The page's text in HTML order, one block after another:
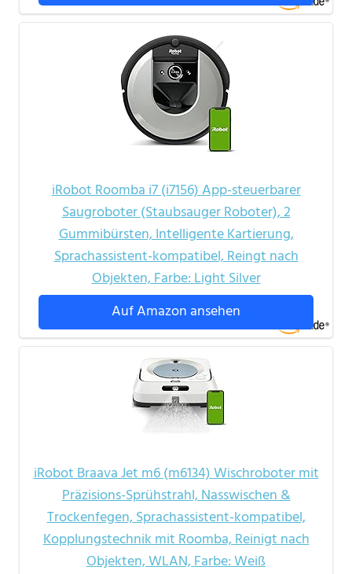
iRobot Roomba i7 (i7156) App-steuerbarer
Saugroboter (Staubsauger Roboter), 2
Gummibürsten, Intelligente Kartierung,
Sprachassistent-kompatibel, Reingt nach
Objekten, Farbe: Light Silver
Auf Amazon ansehen
iRobot Braava Jet m6 (m6134) Wischroboter mit
Präzisions-Sprühstrahl, Nasswischen &
Trockenfegen, Sprachassistent-kompatibel,
Kopplungstechnik mit Roomba, Reinigt nach
Objekten, WLAN, Farbe: Weiß